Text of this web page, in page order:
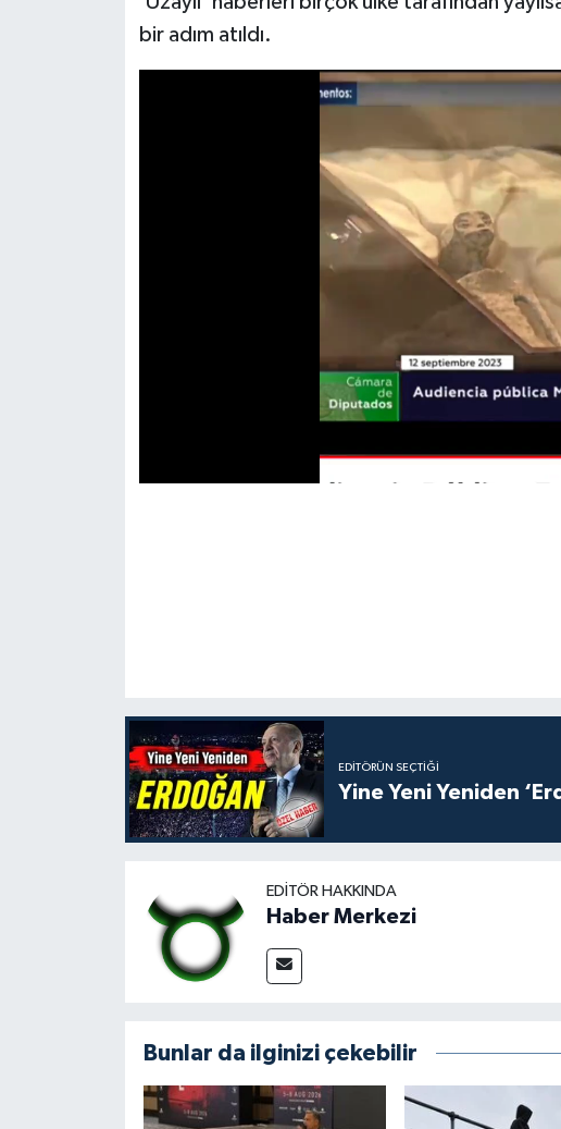
bir adım atıldı.
EDITÖRÜN SEÇTIĞI
Yine Yeni Yeniden
EDITÖR HAKKINDA
Haber Merkezi
Bunlar da ilginizi çekebilir